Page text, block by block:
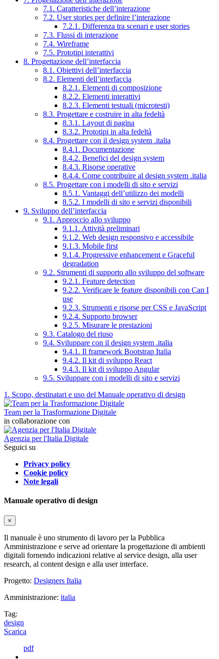
7.1. Caratteristiche dell’interazione
7.2. User stories per definire l’interazione
7.2.1. Differenza tra scenari e user stories
7.3. Flussi di interazione
7.4. Wireframe
7.5. Prototipi interattivi
8. Progettazione dell’interfaccia
8.1. Obiettivi dell’interfaccia
8.2. Elementi dell’interfaccia
8.2.1. Elementi di composizione
8.2.2. Elementi interattivi
8.2.3. Elementi testuali (microtesti)
8.3. Progettare e costruire in alta fedeltà
8.3.1. Layout di pagina
8.3.2. Prototipi in alta fedeltà
8.4. Progettare con il design system .italia
8.4.1. Documentazione
8.4.2. Benefici del design system
8.4.3. Risorse operative
8.4.4. Come contribuire al design system .italia
8.5. Progettare con i modelli di sito e servizi
8.5.1. Vantaggi dell’utilizzo dei modelli
8.5.2. I modelli di sito e servizi disponibili
9. Sviluppo dell’interfaccia
9.1. Approccio allo sviluppo
9.1.1. Attività preliminari
9.1.2. Web design responsivo e accessibile
9.1.3. Mobile first
9.1.4. Progressive enhancement e Graceful
degradation
9.2. Strumenti di supporto allo sviluppo del software
9.2.1. Feature detection
9.2.2. Verificare le feature disponibili con Can I
use
9.2.3. Strumenti e risorse per CSS e JavaScript
9.2.4. Supporto browser
9.2.5. Misurare le prestazioni
9.3. Catalogo del riuso
9.4. Sviluppare con il design system .italia
9.4.1. Il framework Bootstrap Italia
9.4.2. Il kit di sviluppo React
9.4.3. Il kit di sviluppo Angular
9.5. Sviluppare con i modelli di sito e servizi
1. Scopo, destinatari e uso del Manuale operativo di design
Team per la Trasformazione Digitale
in collaborazione con
Agenzia per l'Italia Digitale
Seguici su
Privacy policy
Cookie policy
Note legali
Manuale operativo di design
×
Il manuale è uno strumento di lavoro per la Pubblica
Amministrazione e serve ad orientare la progettazione di ambienti
digitali fornendo indicazioni relative al service design, alla user
research, al content design e alla user interface.
Progetto: Designers Italia
Amministrazione: italia
Tag:
design
Scarica
pdf